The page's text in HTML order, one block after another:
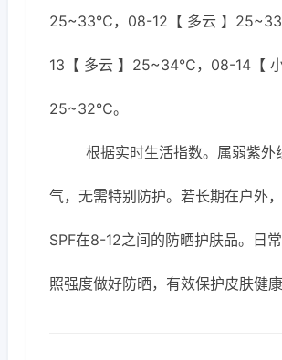
25~33℃，08-12【 多云 】
13【 多云 】25~34℃，08-14【 小
25~32℃。
根据实时生活指数。属弱紫外
气，无需特别防护。若长期在户外
SPF在8-12之间的防晒护肤品。日
照强度做好防晒，有效保护皮肤健康